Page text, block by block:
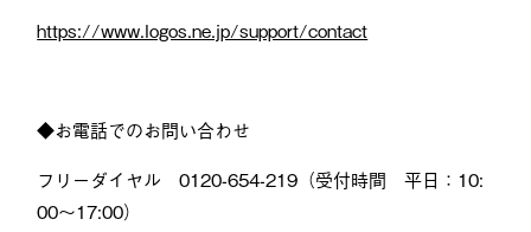
https://www.logos.ne.jp/support/contact
◆お電話でのお問い合わせ
フリーダイヤル 0120-654-219（受付時間 平日：10:
00～17:00）